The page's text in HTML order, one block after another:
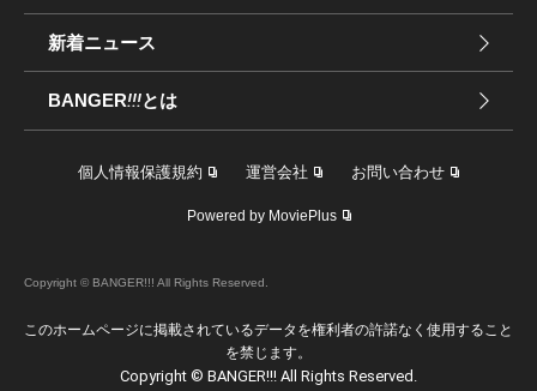
新着ニュース
BANGER!!!とは
個人情報保護規約 運営会社 お問い合わせ
Powered by MoviePlus
Copyright © BANGER!!! All Rights Reserved.
このホームページに掲載されているデータを権利者の許諾なく使用すること
を禁じます。
Copyright © BANGER!!! All Rights Reserved.